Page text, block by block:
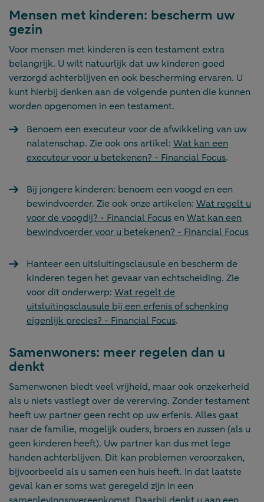
Mensen met kinderen: bescherm uw
gezin
Voor mensen met kinderen is een testament extra
belangrijk. U wilt natuurlijk dat uw kinderen goed
verzorgd achterblijven en ook bescherming ervaren. U
kunt hierbij denken aan de volgende punten die kunnen
worden opgenomen in een testament.
Benoem een executeur voor de afwikkeling van uw
nalatenschap. Zie ook ons artikel: Wat kan een
executeur voor u betekenen? - Financial Focus.
Bij jongere kinderen: benoem een voogd en een
bewindvoerder. Zie ook onze artikelen: Wat regelt u
voor de voogdij? - Financial FocusenWat kan een
bewindvoerder voor u betekenen? - Financial Focus
Hanteer een uitsluitingsclausule en bescherm de
kinderen tegen het gevaar van echtscheiding. Zie
voor dit onderwerp: Wat regelt de
uitsluitingsclausule bij een erfenis of schenking
eigenlijk precies? - Financial Focus.
Samenwoners: meer regelen dan u
denkt
Samenwonen biedt veel vrijheid, maar ook onzekerheid
als u niets vastlegt over de vererving. Zonder testament
heeft uw partner geen recht op uw erfenis. Alles gaat
naar de familie, mogelijk ouders, broers en zussen (als u
geen kinderen heeft). Uw partner kan dus met lege
handen achterblijven. Dit kan problemen veroorzaken,
bijvoorbeeld als u samen een huis heeft. In dat laatste
geval kan er soms wat geregeld zijn in een